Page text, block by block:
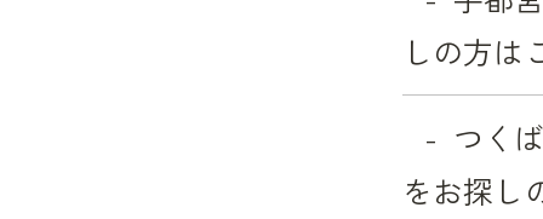
しの方は
つく
をお探し